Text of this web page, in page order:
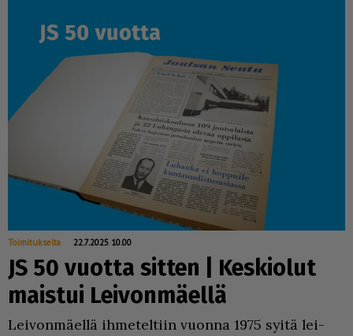
Toimitukselta 22.7.2025 10.00
JS 50 vuotta sitten | Keskiolut
maistui Leivonmäellä
Lei­von­mä­el­lä ih­me­tel­tiin vuon­na 1975 syi­tä lei­